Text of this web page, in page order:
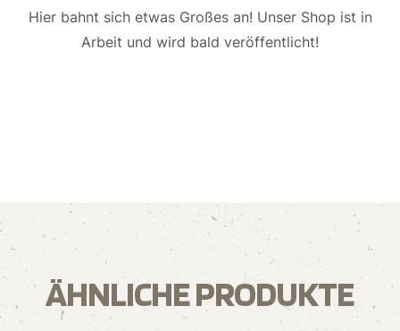
Hier bahnt sich etwas Großes an! Unser Shop ist in
Arbeit und wird bald veröffentlicht!
ÄHNLICHE PRODUKTE